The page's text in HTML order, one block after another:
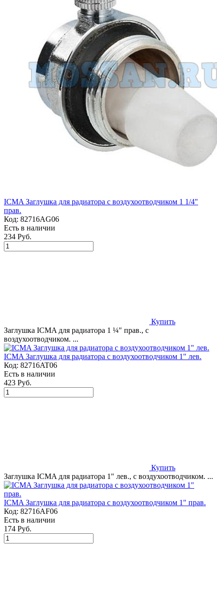
ICMA Заглушка для радиатора с воздухоотводчиком 1 1/4"
прав.
Код: 82716AG06
Есть в наличии
234 Руб.
Купить
Заглушка ICMA для радиатора 1 ¼" прав., с
воздухоотводчиком. ...
ICMA Заглушка для радиатора с воздухоотводчиком 1" лев.
Код: 82716AT06
Есть в наличии
423 Руб.
Купить
Заглушка ICMA для радиатора 1" лев., с воздухоотводчиком. ...
ICMA Заглушка для радиатора с воздухоотводчиком 1" прав.
Код: 82716AF06
Есть в наличии
174 Руб.